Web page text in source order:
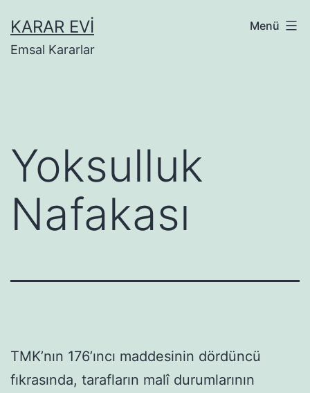
geçKARAR EVI
Emsal Kararlar
Menü
Yoksulluk
Nafakası
TMK’nın 176’ıncı maddesinin dördüncü
fıkrasında, tarafların malî durumlarının